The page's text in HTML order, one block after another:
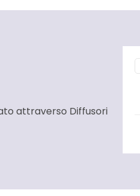
attraverso Diffusori